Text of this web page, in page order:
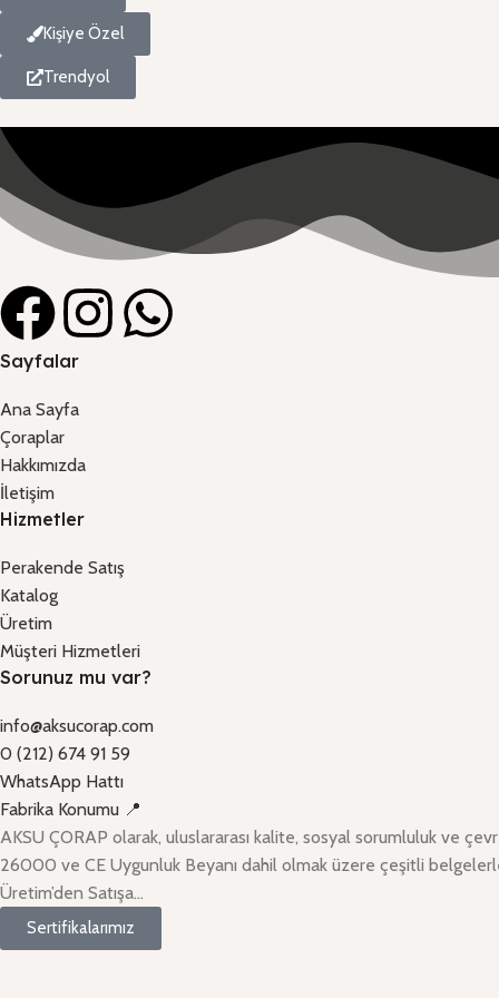
Kişiye Özel
Trendyol
Sayfalar
Ana Sayfa
Çoraplar
Hakkımızda
İletişim
Hizmetler
Perakende Satış
Katalog
Üretim
Müşteri Hizmetleri
Sorunuz mu var?
info@aksucorap.com
0 (212) 674 91 59
WhatsApp Hattı
Fabrika Konumu 📍
AKSU ÇORAP olarak, uluslararası kalite, sosyal sorumluluk ve
26000 ve CE Uygunluk Beyanı dahil olmak üzere çeşitli
Üretim’den Satışa…
Sertifikalarımız